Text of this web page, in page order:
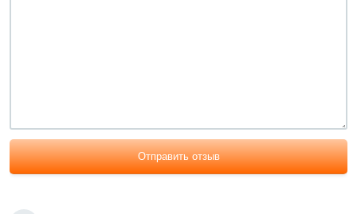
Отправить отзыв